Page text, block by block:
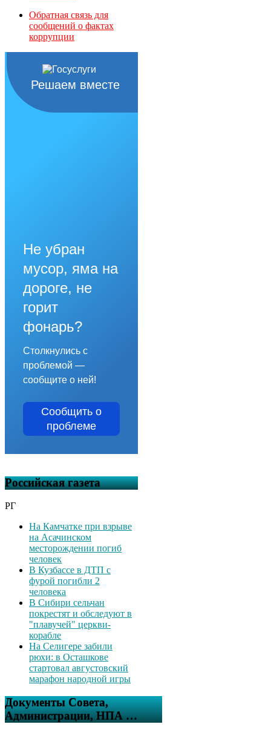
Обратная связь для
сообщений о фактах
коррупции
Решаем вместе
Не убран
мусор, яма на
дороге, не
горит
фонарь?
Столкнулись с
проблемой —
сообщите о ней!
Сообщить о
проблеме
Российская газета
РГ
На Камчатке при взрыве
на Асачинском
месторождении погиб
человек
В Кузбассе в ДТП с
фурой погибли 2
человека
В Сибири сельчан
покрестят и обследуют в
"плавучей" церкви-
корабле
На Селигере забили
рюхи: в Осташкове
стартовал августовский
марафон народной игры
Документы Совета,
Администрации, НПА …